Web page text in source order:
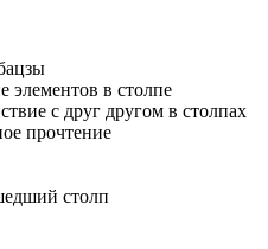
элементов в столпе
с друг другом в столпах
прочтение
столп